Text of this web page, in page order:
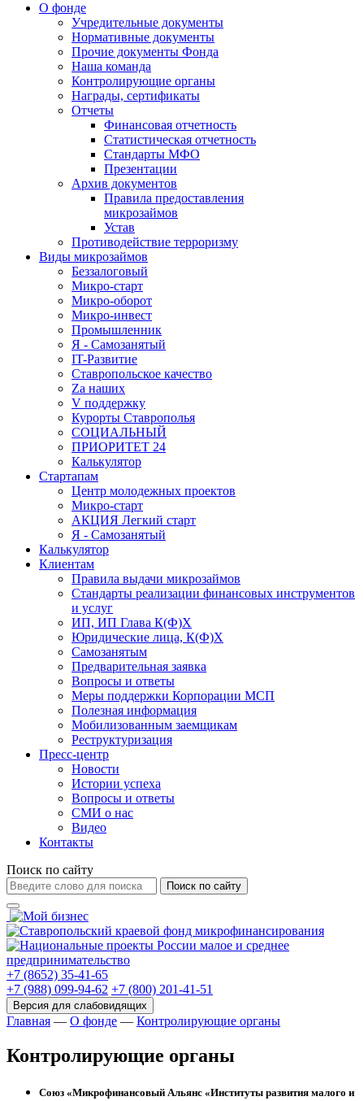
О фонде
Учредительные документы
Нормативные документы
Прочие документы Фонда
Наша команда
Контролирующие органы
Награды, сертификаты
Отчеты
Финансовая отчетность
Статистическая отчетность
Стандарты МФО
Презентации
Архив документов
Правила предоставления
микрозаймов
Устав
Противодействие терроризму
Виды микрозаймов
Беззалоговый
Микро-старт
Микро-оборот
Микро-инвест
Промышленник
Я - Самозанятый
IT-Развитие
Ставропольское качество
Za наших
V поддержку
Курорты Ставрополья
СОЦИАЛЬНЫЙ
ПРИОРИТЕТ 24
Калькулятор
Стартапам
Центр молодежных проектов
Микро-старт
АКЦИЯ Легкий старт
Я - Самозанятый
Калькулятор
Клиентам
Правила выдачи микрозаймов
Стандарты реализации финансовых инструментов
и услуг
ИП, ИП Глава К(Ф)Х
Юридические лица, К(Ф)Х
Самозанятым
Предварительная заявка
Вопросы и ответы
Меры поддержки Корпорации МСП
Полезная информация
Мобилизованным заемщикам
Реструктуризация
Пресс-центр
Новости
Истории успеха
Вопросы и ответы
СМИ о нас
Видео
Контакты
Поиск по сайту
Поиск по сайту
+7 (8652) 35-41-65
+7 (988) 099-94-62 +7 (800) 201-41-51
Главная — О фонде — Контролирующие органы
Контролирующие органы
Союз «Микрофинансовый Альянс «Институты развития малого и